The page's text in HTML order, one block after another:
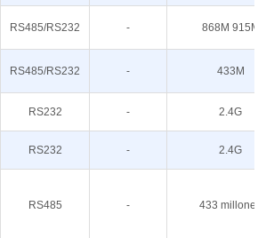
RS485/RS232 - 868M 915M
RS485/RS232 - 433M
RS232 - 2.4G
RS232 - 2.4G
RS485 - 433 millones